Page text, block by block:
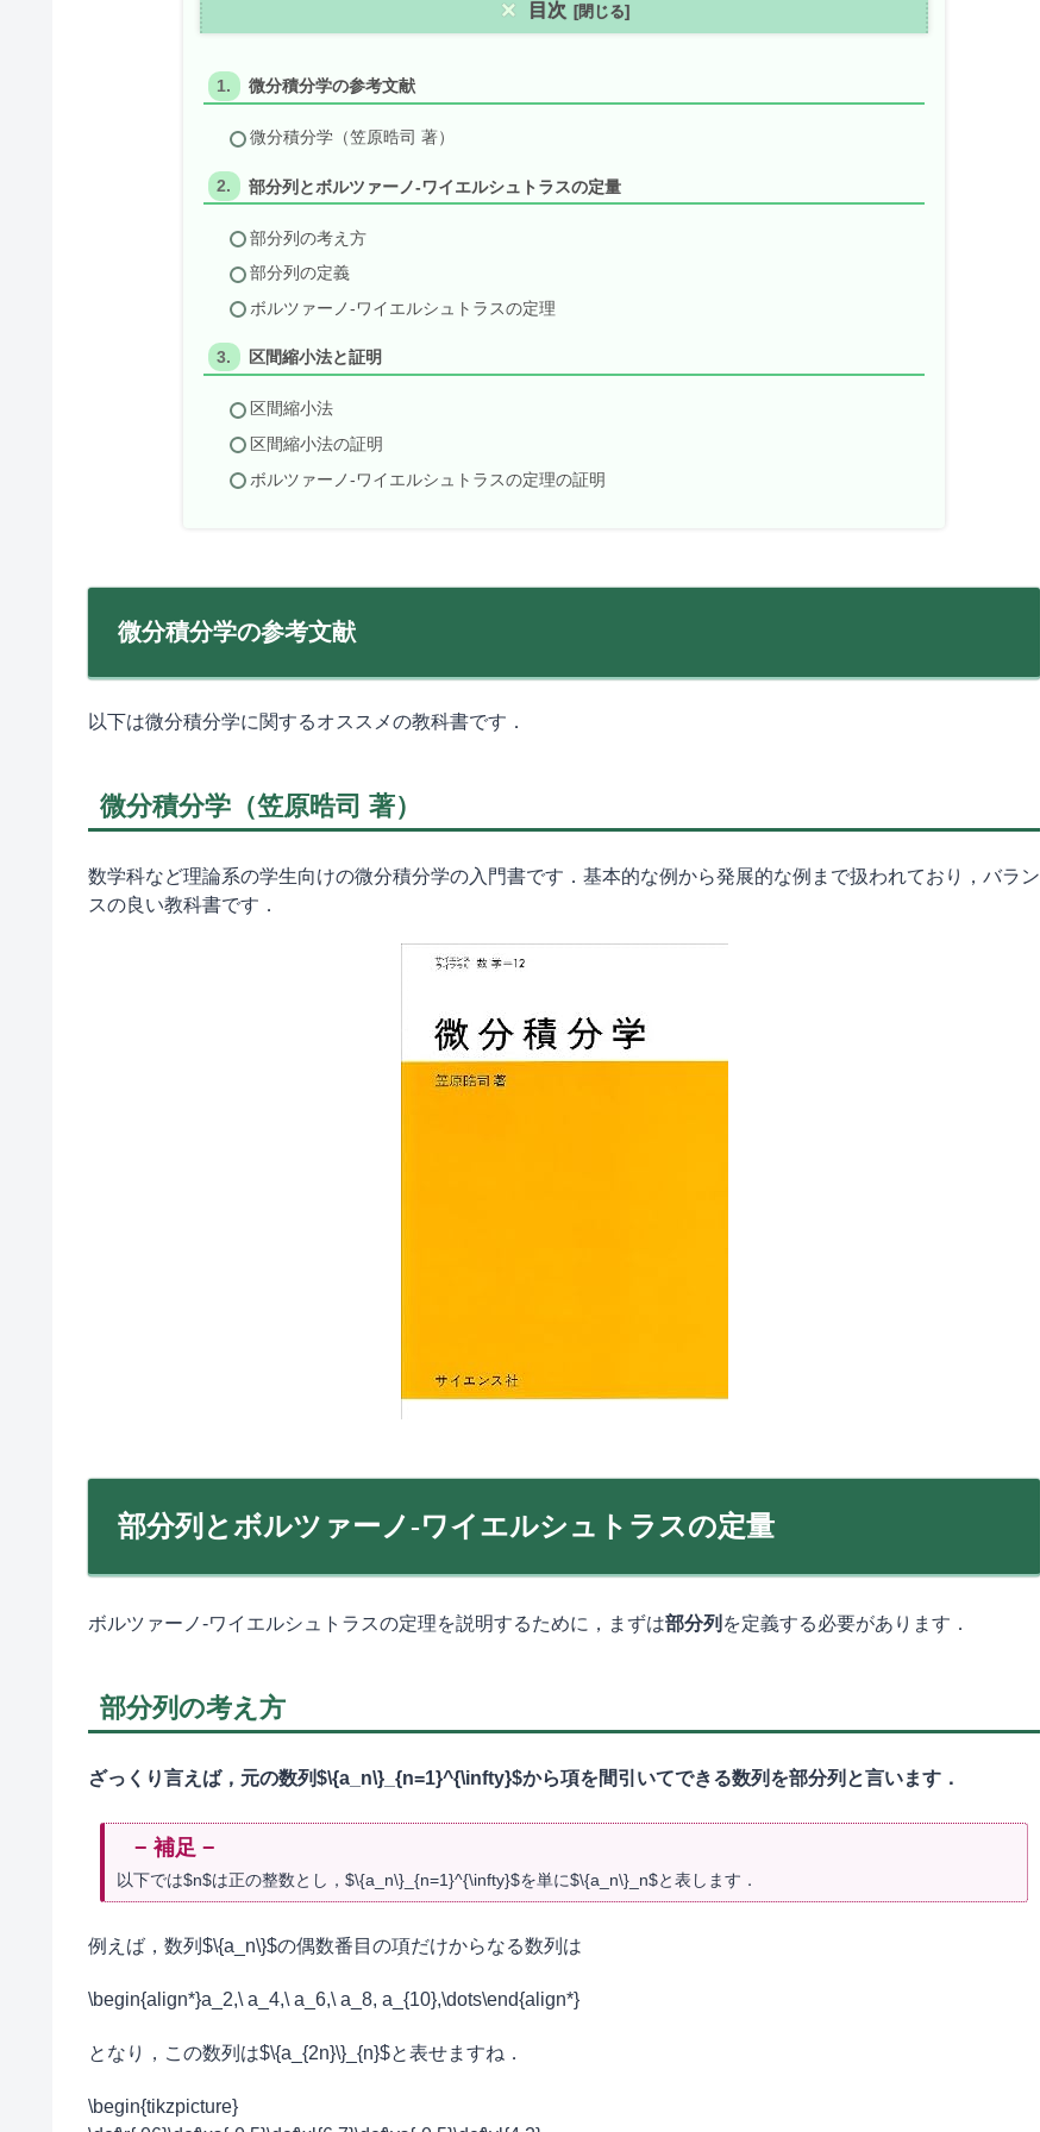
目次
微分積分学の参考文献
微分積分学（笠原晧司 著）
部分列とボルツァーノ-ワイエルシュトラスの定量
部分列の考え方
部分列の定義
ボルツァーノ-ワイエルシュトラスの定理
区間縮小法と証明
区間縮小法
区間縮小法の証明
ボルツァーノ-ワイエルシュトラスの定理の証明
微分積分学の参考文献
以下は微分積分学に関するオススメの教科書です．
微分積分学（笠原晧司 著）
数学科など理論系の学生向けの微分積分学の入門書です．基本的な例から発展的な例まで扱われており，バラン
スの良い教科書です．
部分列とボルツァーノ-ワイエルシュトラスの定量
ボルツァーノ-ワイエルシュトラスの定理を説明するために，まずは部分列 を定義する必要があります．
部分列の考え方
ざっくり言えば，元の数列$\{a_n\}_{n=1}^{\infty}$から項を間引いてできる数列を部分列と言います．
以下では$n$は正の整数とし，$\{a_n\}_{n=1}^{\infty}$を単に$\{a_n\}_n$と表します．
例えば，数列$\{a_n\}$の偶数番目の項だけからなる数列は
\begin{align*}a_2,\ a_4,\ a_6,\ a_8, a_{10},\dots\end{align*}
となり，この数列は$\{a_{2n}\}_{n}$と表せますね．
\begin{tikzpicture}